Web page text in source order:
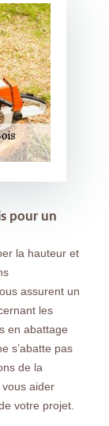
pour un
la hauteur et
assurent un
les
en abattage
s’abatte pas
de la
vous aider
votre projet.